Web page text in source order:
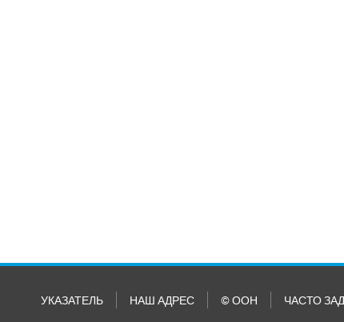
УКАЗАТЕЛЬ НАШ АДРЕС © ООН ЧАСТО